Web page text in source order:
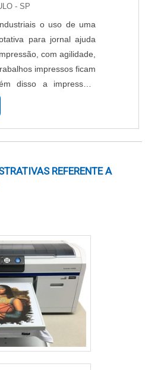
- SP
o uso de uma
para jornal ajuda
com agilidade,
impressos ficam
disso a impressora
de imprimir grandes
a impressora rotativa é
opção para quem busca
na área da indústria
impressora
REFERENTE A